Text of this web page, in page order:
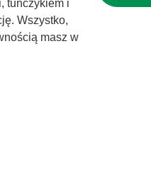
tuńczykiem i
Wszystko,
masz w